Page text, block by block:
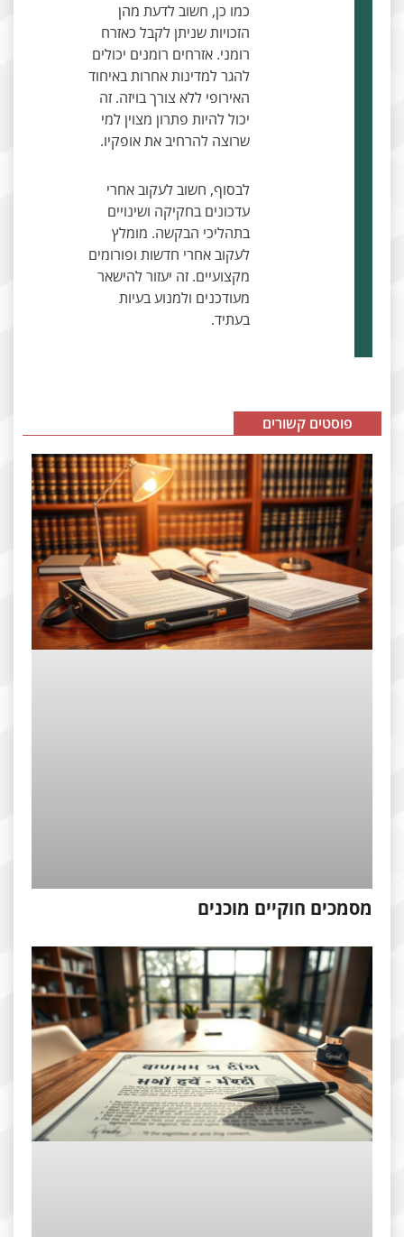
כמו כן, חשוב לדעת מהן
הזכויות שניתן לקבל כאזרח
רומני. אזרחים רומנים יכולים
להגר למדינות אחרות באיחוד
האירופי ללא צורך בויזה. זה
יכול להיות פתרון מצוין למי
שרוצה להרחיב את אופקיו.
לבסוף, חשוב לעקוב אחרי
עדכונים בחקיקה ושינויים
בתהליכי הבקשה. מומלץ
לעקוב אחרי חדשות ופורומים
מקצועיים. זה יעזור להישאר
מעודכנים ולמנוע בעיות
בעתיד.
פוסטים קשורים
חוקיים מוכנים